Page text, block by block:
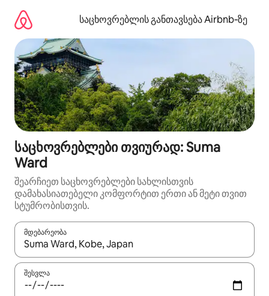
გადასვლა
საცხოვრებლის განთავსება Airbnb‑ზე
საცხოვრებლები თვიურად: Suma
Ward
შეარჩიეთ საცხოვრებლები სახლისთვის
დამახასიათებელი კომფორტით ერთი ან მეტი თვით
სტუმრობისთვის.
მდებარეობა
როცა შედეგები ხელმისაწვდომი გახდება, ნავიგაციისთვის
შესვლა